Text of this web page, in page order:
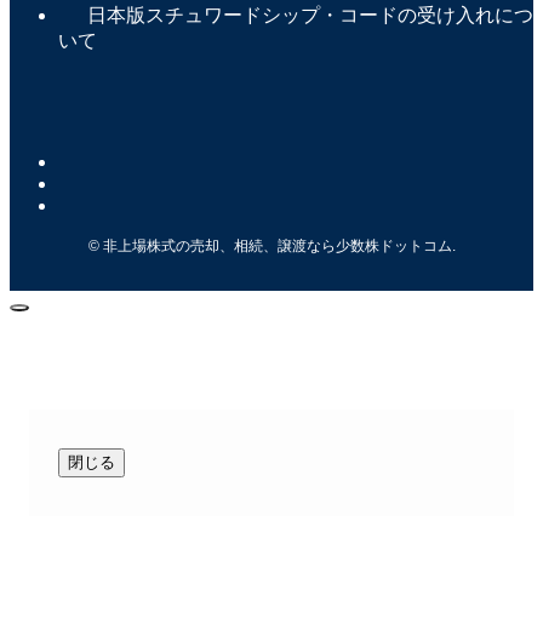
日本版スチュワードシップ・コードの受け入れにつ
いて
©非上場株式の売却、相続、譲渡なら少数株ドットコム.
閉じる